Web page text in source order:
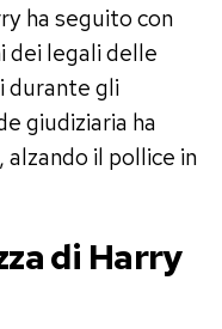
ha seguito con
dei legali delle
durante gli
giudiziaria ha
il pollice in
di Harry